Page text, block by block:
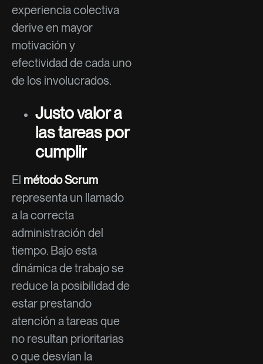
experiencia colectiva
derive en mayor
motivación y
efectividad de cada uno
de los involucrados.
Justo valor a
las tareas por
cumplir
El método Scrum
representa un llamado
a la correcta
administración del
tiempo. Bajo esta
dinámica de trabajo se
reduce la posibilidad de
estar prestando
atención a tareas que
no resultan prioritarias
o que desvían la